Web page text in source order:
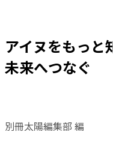
アイヌをもっと
未来へつなぐ
別冊太陽編集部 編